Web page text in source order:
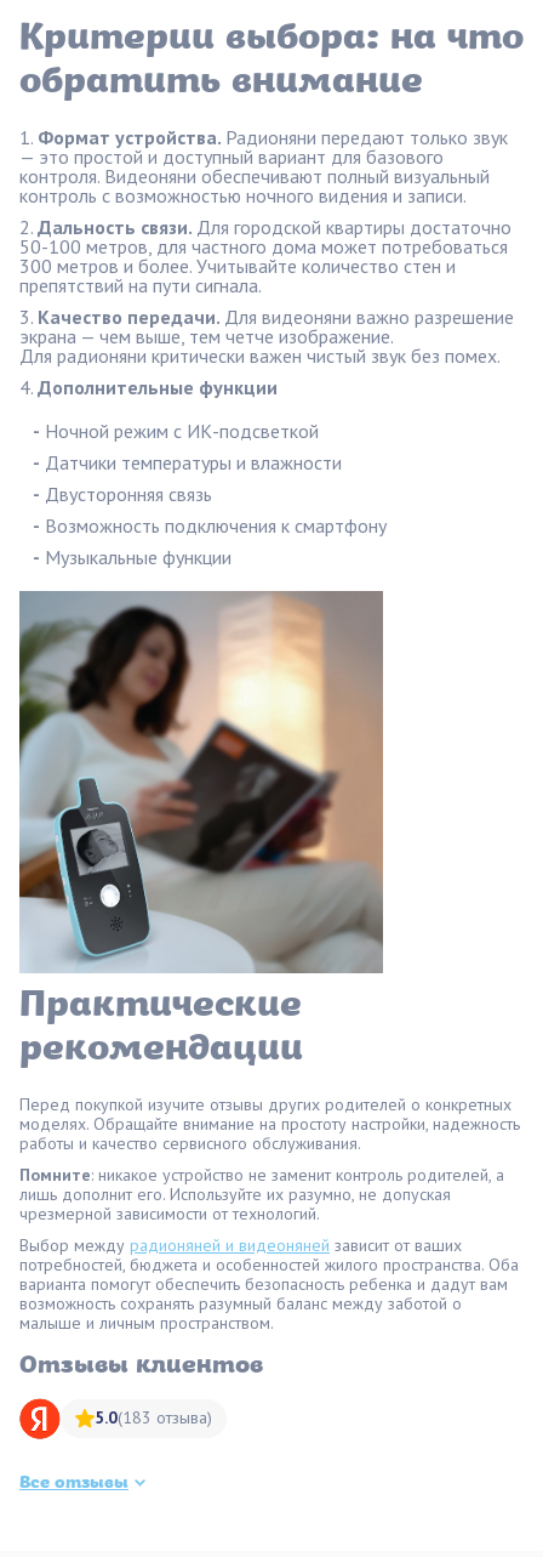
Критерии выбора: на что
обратить внимание
Формат устройства. Радионяни передают только звук
— это простой и доступный вариант для базового
контроля. Видеоняни обеспечивают полный визуальный
контроль с возможностью ночного видения и записи.
Дальность связи. Для городской квартиры достаточно
50-100 метров, для частного дома может потребоваться
300 метров и более. Учитывайте количество стен и
препятствий на пути сигнала.
Качество передачи. Для видеоняни важно разрешение
экрана — чем выше, тем четче изображение.
Для радионяни критически важен чистый звук без помех.
Дополнительные функции
- Ночной режим с ИК-подсветкой
- Датчики температуры и влажности
- Двусторонняя связь
- Возможность подключения к смартфону
- Музыкальные функции
Практические
рекомендации
Перед покупкой изучите отзывы других родителей о конкретных
моделях. Обращайте внимание на простоту настройки, надежность
работы и качество сервисного обслуживания.
Помните: никакое устройство не заменит контроль родителей, а
лишь дополнит его. Используйте их разумно, не допуская
чрезмерной зависимости от технологий.
Выбор между радионяней и видеоняней зависит от ваших
потребностей, бюджета и особенностей жилого пространства. Оба
варианта помогут обеспечить безопасность ребенка и дадут вам
возможность сохранять разумный баланс между заботой о
малыше и личным пространством.
Отзывы клиентов
5.0(183 отзыва)
Все отзывы